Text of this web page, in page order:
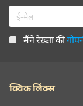
मैंने रेख़्ता की
क्विक लिंक्स